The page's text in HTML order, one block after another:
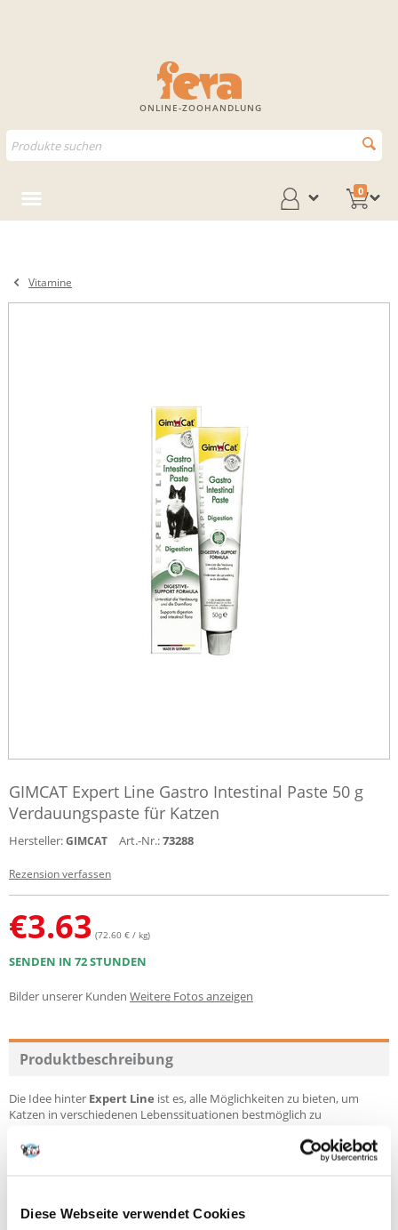
Diese Webseite verwendet Cookies
ONLINE-ZOOHANDLUNG
0
Vitamine
GIMCAT Expert Line Gastro Intestinal Paste 50 g
Verdauungspaste für Katzen
Hersteller:GIMCAT Art.-Nr.:73288
Rezension verfassen
€3.63 (72.60 € / kg)
SENDEN IN 72 STUNDEN
Bilder unserer Kunden Weitere Fotos anzeigen
Produktbeschreibung
Die Idee hinter Expert Line ist es, alle Möglichkeiten zu bieten, um
Katzen in verschiedenen Lebenssituationen bestmöglich zu
umständen einer Katze, als auch zur idealen Pflege des Organsystems,
um dessen einwandfreies Funktionieren zu gewährleisten.
-ohne Zusatz von Zucker, künstlichen Aromen oder Farbstoffen
-ohne Konservierungsstoffe